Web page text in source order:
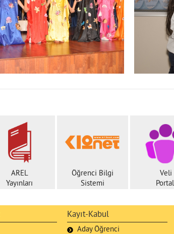
AREL
Yayınları
Öğrenci Bilgi
Sistemi
Veli
Kayıt-Kabul
Aday Öğrenci